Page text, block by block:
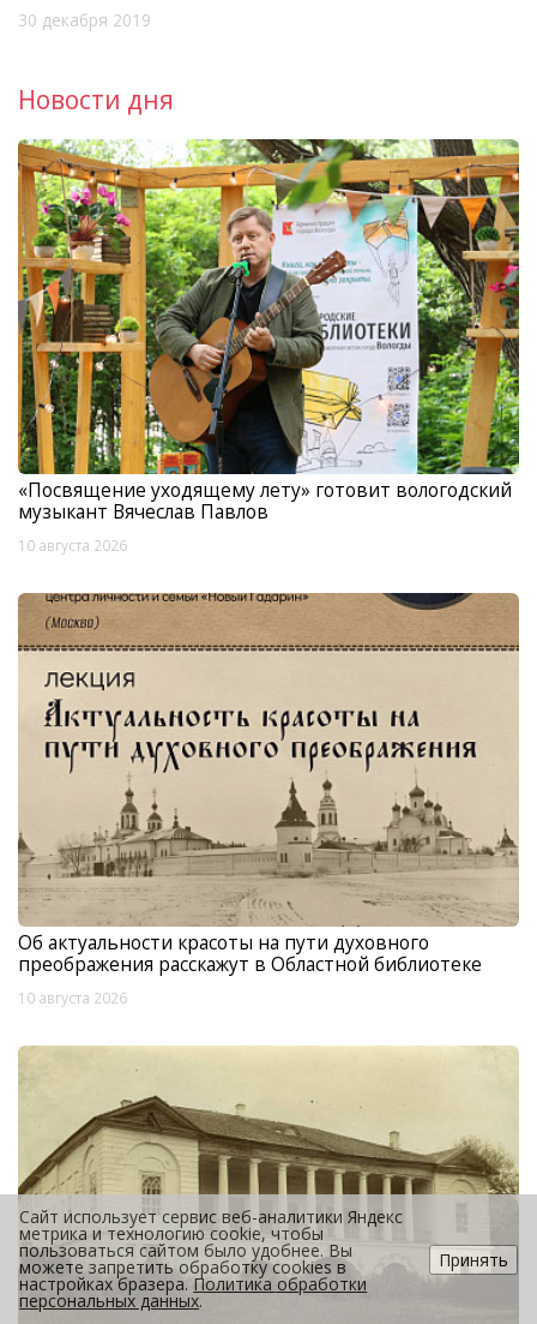
30 декабря 2019
Новости дня
«Посвящение уходящему лету» готовит вологодский
музыкант Вячеслав Павлов
10 августа 2026
Об актуальности красоты на пути духовного
преображения расскажут в Областной библиотеке
10 августа 2026
Сайт использует сервис веб-аналитики Яндекс
метрика и технологию cookie, чтобы
пользоваться сайтом было удобнее. Вы
можете запретить обработку cookies в
настройках бразера.Политика обработки
персональных данных.
Принять